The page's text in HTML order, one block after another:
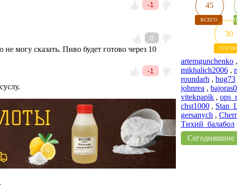
-1
0
могу сказать. Пиво будет готово через 10
-1
45
ВСЕГО
30
ГОСТИ
artemgunchenko ,
mikhalich2006 ,
roundarh , bug73
johnrea ,
vitekpapik ,
chst1000 ,
gersanych ,
Тихий_балабол
Сегодняшние